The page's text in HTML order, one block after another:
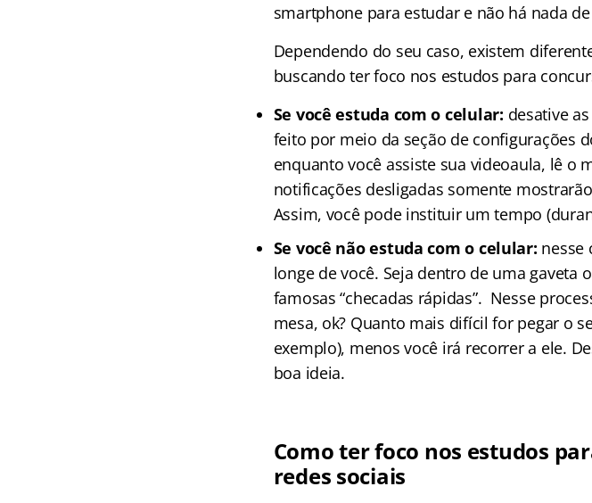
smartphone para estudar e não há nada
Dependendo do seu caso, existem
buscando ter foco nos estudos para
Se você estuda com o celular: desative
feito por meio da seção de configurações
enquanto você assiste sua videoaula, lê o
notificações desligadas somente
Assim, você pode instituir um tempo
Se você não estuda com o celular: nesse
longe de você. Seja dentro de uma
famosas “checadas rápidas”. Nesse
mesa, ok? Quanto mais difícil for pegar o
exemplo), menos você irá recorrer a ele.
boa ideia.
Como ter foco nos estudos
redes sociais